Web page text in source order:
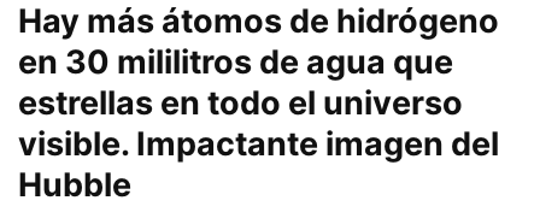
Hay más átomos de hidrógeno
en 30 mililitros de agua que
estrellas en todo el universo
visible. Impactante imagen del
Hubble